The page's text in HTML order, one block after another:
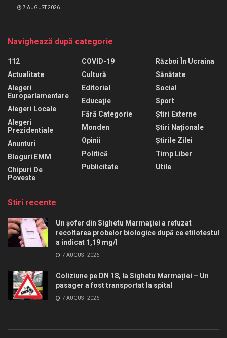
7 AUGUST 2026
Navighează după categorie
112
Actualitate
Alegeri
Europarlamentare
Alegeri Locale
Alegeri
Prezidentiale
Anunturi
Bloguri EMM
Chipuri De
Poveste
COVID-19
Cultură
Editorial
Educaţie
Fără Categorie
Monden
Opinii
Politică
Publicitate
Război În Ucraina
Sănătate
Social
Sport
Știri Externe
Știri Naționale
Știrile Zilei
Timp Liber
Utile
Stiri recente
Un șofer din Sighetu Marmației a refuzat
recoltarea probelor biologice după ce etilotestul
a indicat 1,19 mg/l
7 AUGUST 2026
Coliziune pe DN 18, la Sighetu Marmației – Un
pasager a fost transportat la spital
7 AUGUST 2026